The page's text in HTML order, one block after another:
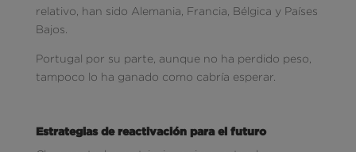
relativo, han sido Alemania, Francia, Bélgica y Países
Bajos.
Portugal por su parte, aunque no ha perdido peso,
tampoco lo ha ganado como cabría esperar.
Estrategias de reactivación para el futuro